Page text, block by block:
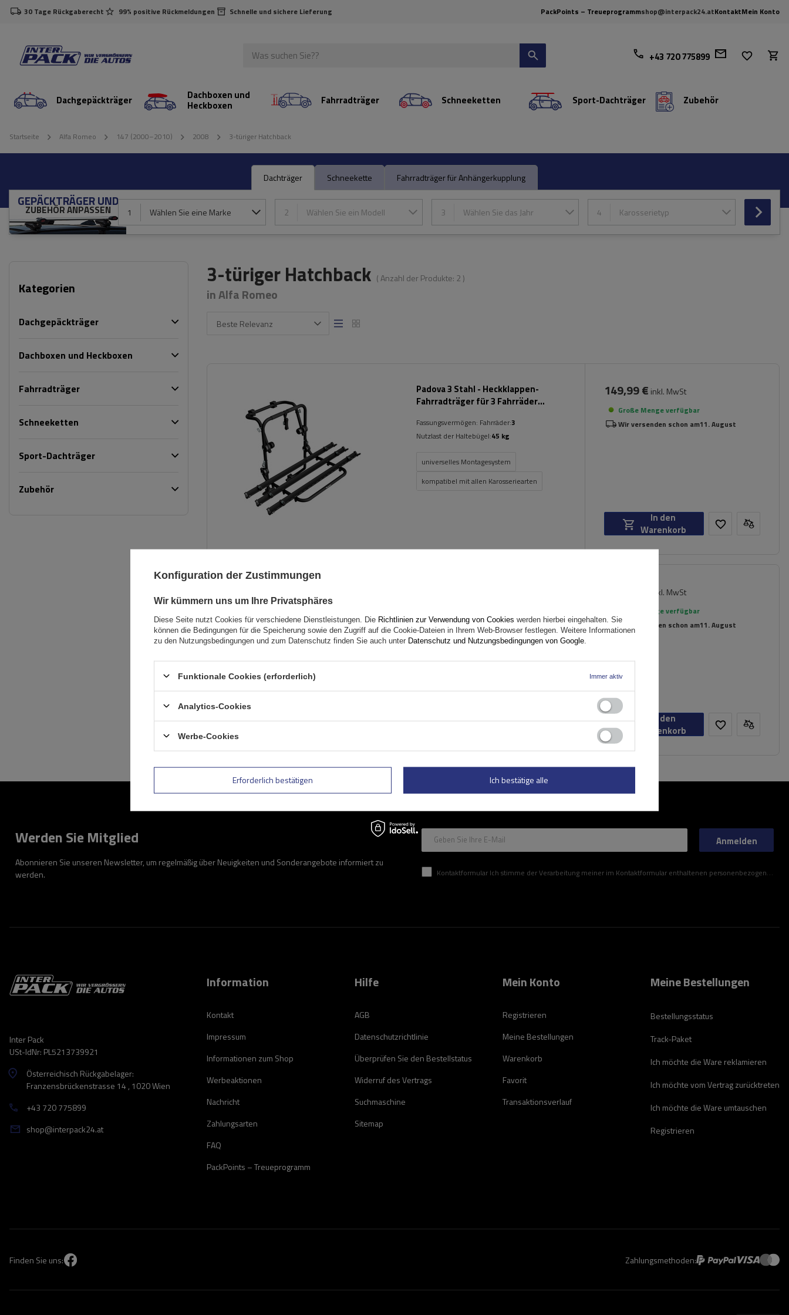
30 Tage Rückgaberecht 99% positive Rückmeldungen Schnelle und sichere Lieferung PackPoints – Treueprogrammshop@interpack24.atKontaktMein Konto
+43 720 775899
Dachgepäckträger Dachboxen und
Heckboxen Fahrradträger Schneeketten Sport-Dachträger Zubehör
Startseite Alfa Romeo 147 (2000–2010) 2008 3-türiger Hatchback
Dachträger Schneekette Fahrradträger für Anhängerkupplung
GEPÄCKTRÄGER UND
ZUBEHÖR ANPASSEN 1 Wählen Sie eine Marke 2 Wählen Sie ein Modell 3 Wählen Sie das Jahr 4 Karosserietyp
Kategorien
Dachgepäckträger
Dachboxen und Heckboxen
Fahrradträger
Schneeketten
Sport-Dachträger
Zubehör
3-türiger Hatchback ( Anzahl der Produkte: 2 )
in Alfa Romeo
Beste Relevanz
Padova 3 Stahl - Heckklappen-
Fahrradträger für 3 Fahrräder
Fassungsvermögen: Fahrräder:3
Nutzlast der Haltebügel:45 kg
universelles Montagesystem
kompatibel mit allen Karosseriearten
149,99 € inkl. MwSt
Große Menge verfügbar
Wir versenden schon am11. August
In den
Warenkorb
Fassungsvermögen: Fahrräder:2
Maximales Fahrradgewicht:22,5 kg
inkl. MwSt
Große Menge verfügbar
Wir versenden schon am11. August
In den
Warenkorb
Werden Sie Mitglied
Abonnieren Sie unseren Newsletter, um regelmäßig über Neuigkeiten und Sonderangebote informiert zu
werden.
Geben Sie Ihre E-Mail
Kontaktformular Ich stimme der Verarbeitung meiner im Kontaktformular enthaltenen personenbezogenen Daten gemäß der Verordnung (EU) des Europäischen Parlaments und des Rates zu.
Anmelden
Inter Pack
USt-IdNr: PL5213739921
Österreichisch Rückgabelager:
Franzensbrückenstrasse 14 , 1020 Wien
+43 720 775899
shop@interpack24.at
Information
Kontakt
Impressum
Informationen zum Shop
Werbeaktionen
Nachricht
Zahlungsarten
FAQ
PackPoints – Treueprogramm
Hilfe
AGB
Datenschutzrichtlinie
Überprüfen Sie den Bestellstatus
Widerruf des Vertrags
Suchmaschine
Sitemap
Mein Konto
Registrieren
Meine Bestellungen
Warenkorb
Favorit
Transaktionsverlauf
Meine Bestellungen
Bestellungsstatus
Track-Paket
Ich möchte die Ware reklamieren
Ich möchte vom Vertrag zurücktreten
Ich möchte die Ware umtauschen
Registrieren
Finden Sie uns: Zahlungsmethoden:
Konfiguration der Zustimmungen
Wir kümmern uns um Ihre Privatsphäres
Diese Seite nutzt Cookies für verschiedene Dienstleistungen. Die Richtlinien zur Verwendung von Cookies werden hierbei eingehalten. Sie
können die Bedingungen für die Speicherung sowie den Zugriff auf die Cookie-Dateien in Ihrem Web-Browser festlegen. Weitere Informationen
zu den Nutzungsbedingungen und zum Datenschutz finden Sie auch unter Datenschutz und Nutzungsbedingungen von Google
Funktionale Cookies (erforderlich) Immer aktiv
Analytics-Cookies
Werbe-Cookies
Erforderlich bestätigen Ich bestätige alle